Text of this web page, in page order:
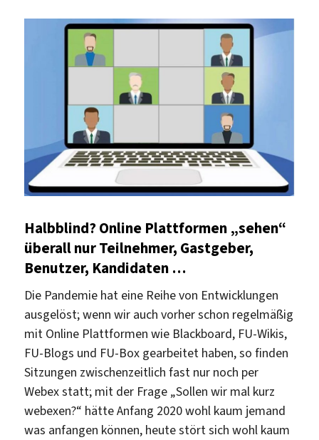
Halbblind? Online Plattformen „sehen“
überall nur Teilnehmer, Gastgeber,
Benutzer, Kandidaten …
Die Pandemie hat eine Reihe von Entwicklungen
ausgelöst; wenn wir auch vorher schon regelmäßig
mit Online Plattformen wie Blackboard, FU-Wikis,
FU-Blogs und FU-Box gearbeitet haben, so finden
Sitzungen zwischenzeitlich fast nur noch per
Webex statt; mit der Frage „Sollen wir mal kurz
webexen?“ hätte Anfang 2020 wohl kaum jemand
was anfangen können, heute stört sich wohl kaum